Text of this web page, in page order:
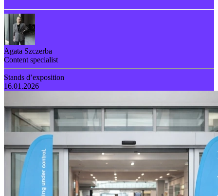
Agata Szczerba
Content specialist
Stands d’exposition
16.01.2026